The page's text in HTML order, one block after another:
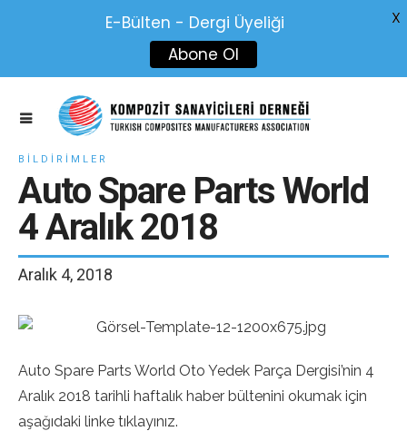
BILDIRIMLER
Auto Spare Parts World
4 Aralık 2018
Aralık 4, 2018
Auto Spare Parts World Oto Yedek Parça Dergisi’nin 4
Aralık 2018 tarihli haftalık haber bültenini okumak için
aşağıdaki linke tıklayınız.
E-Bülten - Dergi Üyeliği
Abone Ol
X